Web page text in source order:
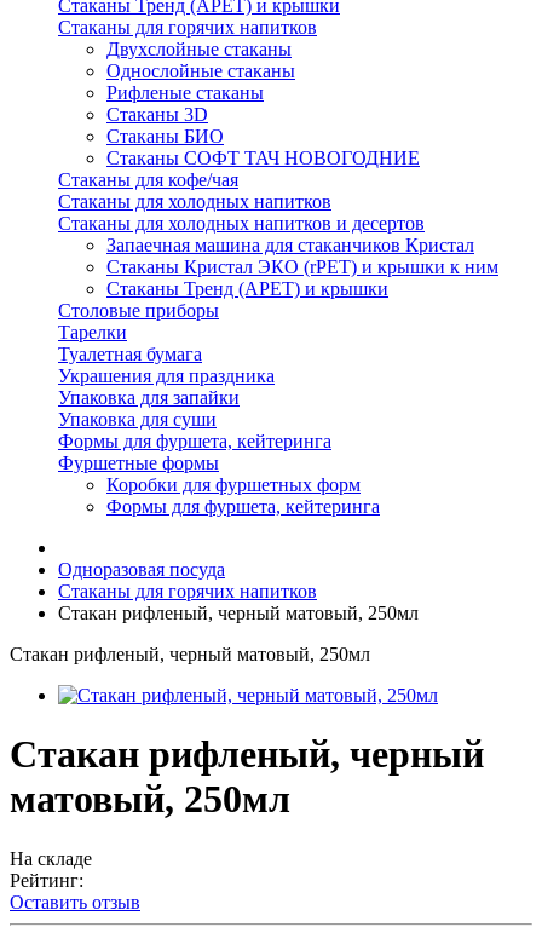
Стаканы Тренд (APET) и крышки
Стаканы для горячих напитков
Двухслойные стаканы
Однослойные стаканы
Рифленые стаканы
Стаканы 3D
Стаканы БИО
Стаканы СОФТ ТАЧ НОВОГОДНИЕ
Стаканы для кофе/чая
Стаканы для холодных напитков
Стаканы для холодных напитков и десертов
Запаечная машина для стаканчиков Кристал
Стаканы Кристал ЭКО (rPET) и крышки к ним
Стаканы Тренд (APET) и крышки
Столовые приборы
Тарелки
Туалетная бумага
Украшения для праздника
Упаковка для запайки
Упаковка для суши
Формы для фуршета, кейтеринга
Фуршетные формы
Коробки для фуршетных форм
Формы для фуршета, кейтеринга
Одноразовая посуда
Стаканы для горячих напитков
Стакан рифленый, черный матовый, 250мл
Стакан рифленый, черный матовый, 250мл
Стакан рифленый, черный
матовый, 250мл
На складе
Рейтинг:
Оставить отзыв